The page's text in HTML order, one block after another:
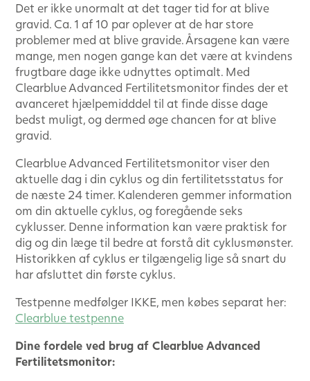
Det er ikke unormalt at det tager tid for at blive
gravid. Ca. 1 af 10 par oplever at de har store
problemer med at blive gravide. Årsagene kan være
mange, men nogen gange kan det være at kvindens
frugtbare dage ikke udnyttes optimalt. Med
Clearblue Advanced Fertilitetsmonitor findes der et
avanceret hjælpemidddel til at finde disse dage
bedst muligt, og dermed øge chancen for at blive
gravid.
Clearblue Advanced Fertilitetsmonitor viser den
aktuelle dag i din cyklus og din fertilitetsstatus for
de næste 24 timer. Kalenderen gemmer information
om din aktuelle cyklus, og foregående seks
cyklusser. Denne information kan være praktisk for
dig og din læge til bedre at forstå dit cyklusmønster.
Historikken af cyklus er tilgængelig lige så snart du
har afsluttet din første cyklus.
Testpenne medfølger IKKE, men købes separat her:
Clearblue testpenne
Dine fordele ved brug af Clearblue Advanced
Fertilitetsmonitor: